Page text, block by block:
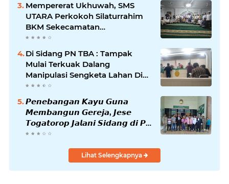
Mempererat Ukhuwah, SMS
UTARA Perkokoh Silaturrahim
BKM Sekecamatan
Padangsidimpuan Utara di
Masjid Al-Ikhlas Kayuombun
Di Sidang PN TBA : Tampak
Mulai Terkuak Dalang
Manipulasi Sengketa Lahan Di
Asahan Mati
𝙋𝙚𝙣𝙚𝙗𝙖𝙣𝙜𝙖𝙣 𝙆𝙖𝙮𝙪 𝙂𝙪𝙣𝙖
𝙈𝙚𝙢𝙗𝙖𝙣𝙜𝙪𝙣 𝙂𝙚𝙧𝙚𝙟𝙖, 𝙅𝙚𝙨𝙚
𝙏𝙤𝙜𝙖𝙩𝙤𝙧𝙤𝙥 𝙅𝙖𝙡𝙖𝙣𝙞 𝙎𝙞𝙙𝙖𝙣𝙜 𝙙𝙞 𝙋𝙉
𝙆𝙖𝙗𝙖𝙣𝙟𝙖𝙝𝙚
Lihat Selengkapnya